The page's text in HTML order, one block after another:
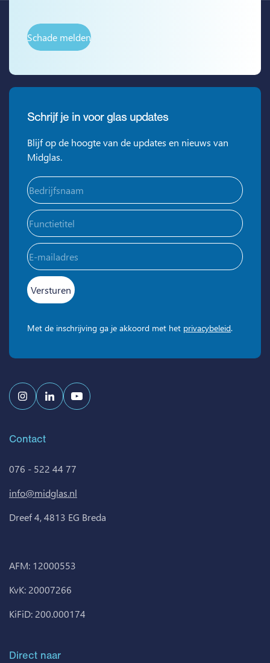
Schade melden
Contact
076 - 522 44 77
info@midglas.nl
Dreef 4, 4813 EG Breda
AFM: 12000553
KvK: 20007266
KiFiD: 200.000174
Direct naar
Schrijf je in voor glas updates
Blijf op de hoogte van de updates en nieuws van
Midglas.
Bedrijfsnaam
Functietitel
E-
mailadres(Vereist)
Met de inschrijving ga je akkoord met het privacybeleid.